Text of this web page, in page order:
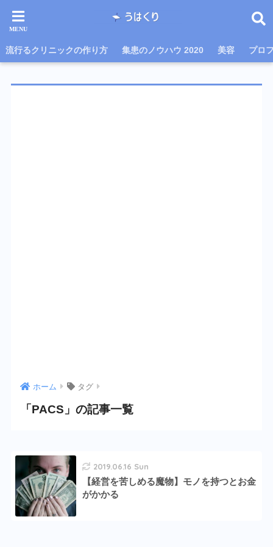
流行るクリニックの作り方 集患のノウハウ 2020 美容 プロ
ホーム タグ
「PACS」の記事一覧
2019.06.16 Sun
【経営を苦しめる魔物】モノを持つとお金
がかかる